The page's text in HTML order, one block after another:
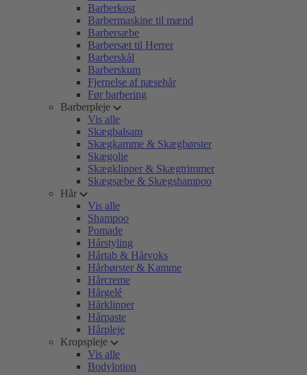
Barberkost
Barbermaskine til mænd
Barbersæbe
Barbersæt til Herrer
Barberskål
Barberskum
Fjernelse af næsehår
Før barbering
Barberpleje
Vis alle
Skægbalsam
Skægkamme & Skægbørster
Skægolie
Skægklipper & Skægtrimmer
Skægsæbe & Skægshampoo
Hår
Vis alle
Shampoo
Pomade
Hårstyling
Hårtab & Hårvoks
Hårbørster & Kamme
Hårcreme
Hårgelé
Hårklipper
Hårpaste
Hårpleje
Kropspleje
Vis alle
Bodylotion